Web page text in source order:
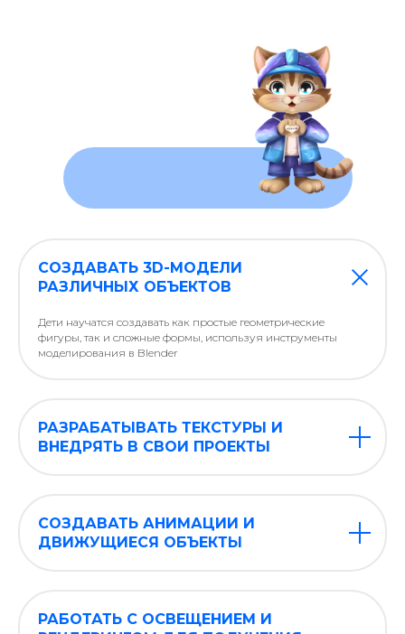
СОЗДАВАТЬ 3D-МОДЕЛИ
РАЗЛИЧНЫХ ОБЪЕКТОВ
Дети научатся создавать как простые геометрические
фигуры, так и сложные формы, используя инструменты
моделирования в Blender
РАЗРАБАТЫВАТЬ ТЕКСТУРЫ И
ВНЕДРЯТЬ В СВОИ ПРОЕКТЫ
СОЗДАВАТЬ АНИМАЦИИ И
ДВИЖУЩИЕСЯ ОБЪЕКТЫ
РАБОТАТЬ С ОСВЕЩЕНИЕМ И